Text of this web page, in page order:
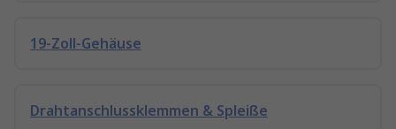
19-Zoll-Gehäuse
Drahtanschlussklemmen & Spleiße